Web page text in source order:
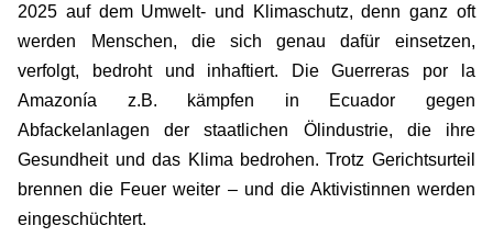
2025 auf dem Umwelt- und Klimaschutz, denn ganz oft
werden Menschen, die sich genau dafür einsetzen,
verfolgt, bedroht und inhaftiert. Die Guerreras por la
Amazonía z.B. kämpfen in Ecuador gegen
Abfackelanlagen der staatlichen Ölindustrie, die ihre
Gesundheit und das Klima bedrohen. Trotz Gerichtsurteil
brennen die Feuer weiter – und die Aktivistinnen werden
eingeschüchtert.